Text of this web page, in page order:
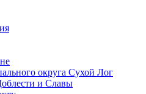
округа Сухой Лог
и Славы